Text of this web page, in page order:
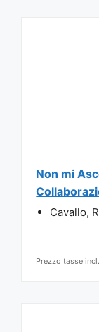
Non mi
Cavallo,
Prezzo tasse